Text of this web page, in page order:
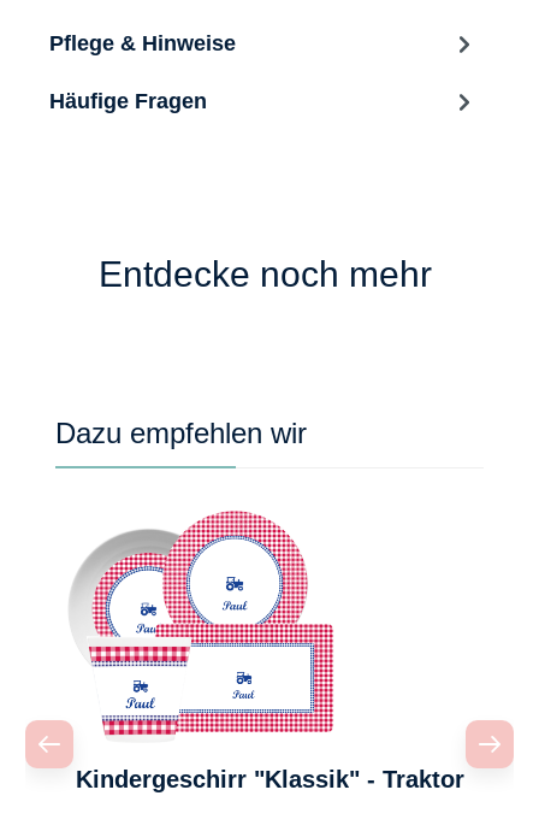
Pflege & Hinweise
Häufige Fragen
Entdecke noch mehr
Produktgalerie überspringen
Dazu empfehlen wir
Kindergeschirr "Klassik" - Traktor